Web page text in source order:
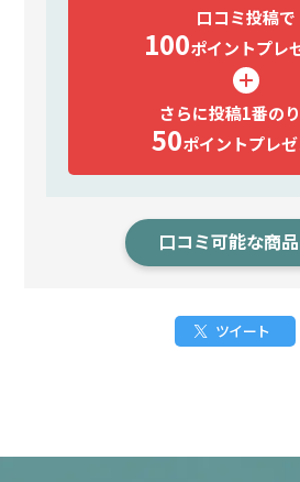
口コミ投稿で
100ポイントプレ
さらに投稿1番の
50ポイントプレ
口コミ可能な商
ツイート